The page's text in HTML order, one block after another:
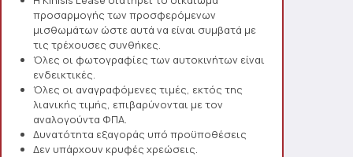
προσαρμογής των προσφερόμενων
μισθωμάτων ώστε αυτά να είναι συμβατά με
τις τρέχουσες συνθήκες.
Όλες οι φωτογραφίες των αυτοκινήτων είναι
ενδεικτικές.
Όλες οι αναγραφόμενες τιμές, εκτός της
λιανικής τιμής, επιβαρύνονται με τον
αναλογούντα ΦΠΑ.
Δυνατότητα εξαγοράς υπό προϋποθέσεις
Δεν υπάρχουν κρυφές χρεώσεις.